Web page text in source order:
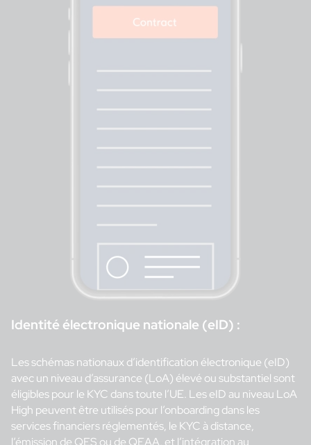
Identité électronique nationale (eID) :
Les schémas nationaux d’identification électronique (eID)
avec un niveau d’assurance (LoA) élevé ou substantiel sont
éligibles pour le KYC dans toute l’UE. Les eID au niveau LoA
High peuvent être utilisés pour l’onboarding dans les
services financiers réglementés, le KYC à distance,
l’émission de QES ou de QEAA, et l’intégration au